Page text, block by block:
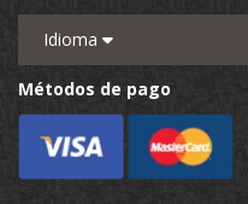
Idioma
Métodos de pago